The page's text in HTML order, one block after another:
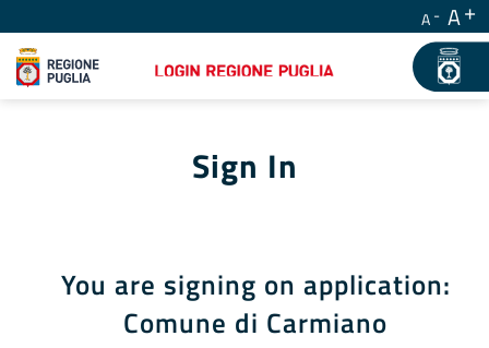
A A
Sign In
You are signing on application:
Comune di Carmiano